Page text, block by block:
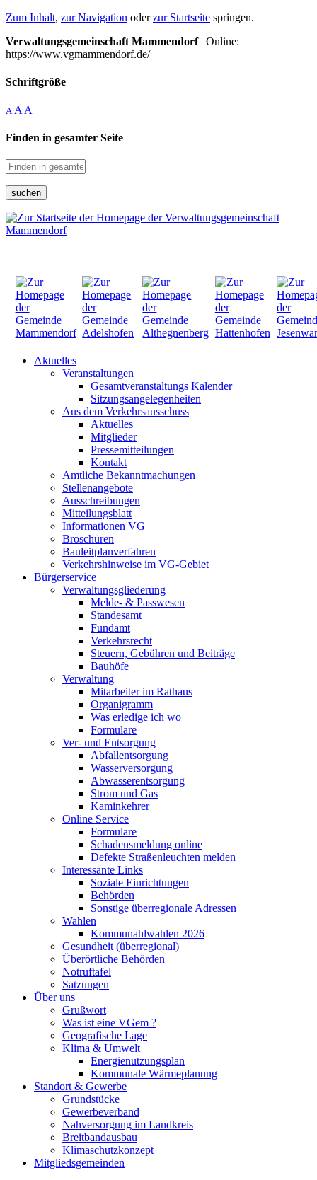
Zum Inhalt, zur Navigation oderzur Startseite springen.
Verwaltungsgemeinschaft Mammendorf| Online:
https://www.vgmammendorf.de/
Schriftgröße
A A A
Finden in gesamter Seite
suchen
Aktuelles
Veranstaltungen
Gesamtveranstaltungs Kalender
Sitzungsangelegenheiten
Aus dem Verkehrsausschuss
Aktuelles
Mitglieder
Pressemitteilungen
Kontakt
Amtliche Bekanntmachungen
Stellenangebote
Ausschreibungen
Mitteilungsblatt
Informationen VG
Broschüren
Bauleitplanverfahren
Verkehrshinweise im VG-Gebiet
Bürgerservice
Verwaltungsgliederung
Melde- & Passwesen
Standesamt
Fundamt
Verkehrsrecht
Steuern, Gebühren und Beiträge
Bauhöfe
Verwaltung
Mitarbeiter im Rathaus
Organigramm
Was erledige ich wo
Formulare
Ver- und Entsorgung
Abfallentsorgung
Wasserversorgung
Abwasserentsorgung
Strom und Gas
Kaminkehrer
Online Service
Formulare
Schadensmeldung online
Defekte Straßenleuchten melden
Interessante Links
Soziale Einrichtungen
Behörden
Sonstige überregionale Adressen
Wahlen
Kommunahlwahlen 2026
Gesundheit (überregional)
Überörtliche Behörden
Notruftafel
Satzungen
Über uns
Grußwort
Was ist eine VGem ?
Geografische Lage
Klima & Umwelt
Energienutzungsplan
Kommunale Wärmeplanung
Standort & Gewerbe
Grundstücke
Gewerbeverband
Nahversorgung im Landkreis
Breitbandausbau
Klimaschutzkonzept
Mitgliedsgemeinden